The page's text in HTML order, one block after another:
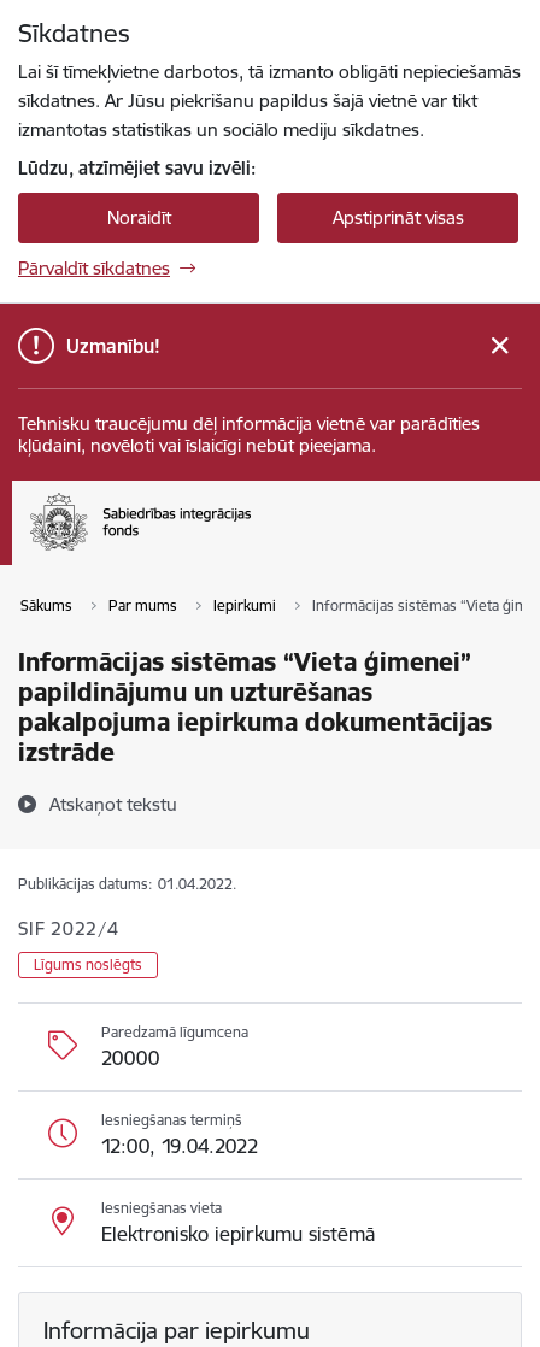
Sīkdatnes
Lai šī tīmekļvietne darbotos, tā izmanto obligāti nepieciešamās
sīkdatnes. Ar Jūsu piekrišanu papildus šajā vietnē var tikt
izmantotas statistikas un sociālo mediju sīkdatnes.
Lūdzu, atzīmējiet savu izvēli:
Noraidīt Apstiprināt visas
Pārvaldīt sīkdatnes
Uzmanību!
Tehnisku traucējumu dēļ informācija vietnē var parādīties
kļūdaini, novēloti vai īslaicīgi nebūt pieejama.
Sākums Par mums Iepirkumi Informācijas sistēmas “Vieta
Informācijas sistēmas “Vieta ģimenei”
papildinājumu un uzturēšanas
pakalpojuma iepirkuma dokumentācijas
izstrāde
Atskaņot tekstu
Publikācijas datums: 01.04.2022.
SIF 2022/4
Līgums noslēgts
Paredzamā līgumcena
20000
Iesniegšanas termiņš
12:00, 19.04.2022
Iesniegšanas vieta
Elektronisko iepirkumu sistēmā
Informācija par iepirkumu